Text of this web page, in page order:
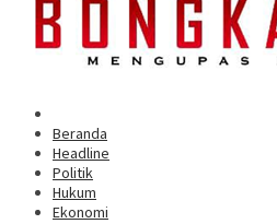
Beranda
Headline
Politik
Hukum
Ekonomi